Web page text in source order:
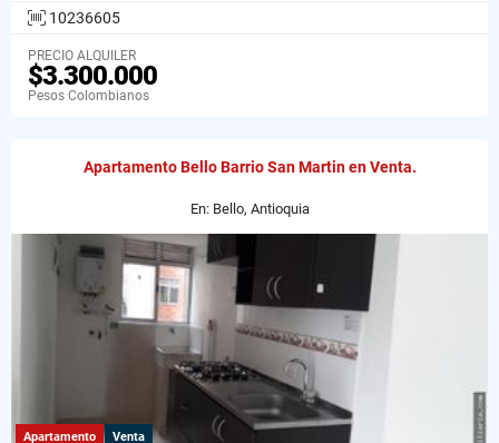
10236605
PRECIO ALQUILER
$3.300.000
Pesos Colombianos
Apartamento Bello Barrio San Martin en Venta.
En: Bello, Antioquia
Apartamento Venta